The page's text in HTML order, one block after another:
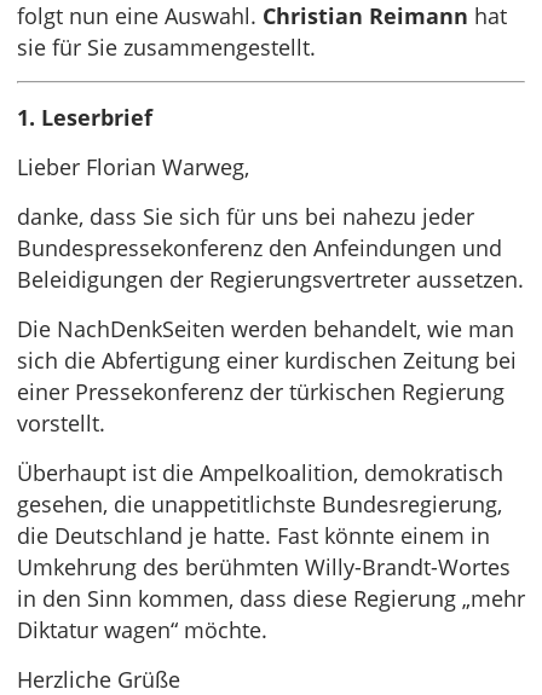
folgt nun eine Auswahl. Christian Reimann hat
sie für Sie zusammengestellt.
1. Leserbrief
Lieber Florian Warweg,
danke, dass Sie sich für uns bei nahezu jeder
Bundespressekonferenz den Anfeindungen und
Beleidigungen der Regierungsvertreter aussetzen.
Die NachDenkSeiten werden behandelt, wie man
sich die Abfertigung einer kurdischen Zeitung bei
einer Pressekonferenz der türkischen Regierung
vorstellt.
Überhaupt ist die Ampelkoalition, demokratisch
gesehen, die unappetitlichste Bundesregierung,
die Deutschland je hatte. Fast könnte einem in
Umkehrung des berühmten Willy-Brandt-Wortes
in den Sinn kommen, dass diese Regierung „mehr
Diktatur wagen“ möchte.
Herzliche Grüße